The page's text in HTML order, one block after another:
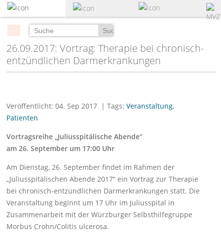
zum
Hauptinhalt
Suchen
26.09.2017: Vortrag: Therapie bei chronisch-
entzündlichen Darmerkrankungen
Veröffentlicht: 04. Sep 2017 | Tags:Veranstaltung,
Patienten
Vortragsreihe „Juliusspitälische Abende“
am 26. September um 17:00 Uhr
Am Dienstag, 26. September findet im Rahmen der
„Juliusspitälischen Abende 2017“ ein Vortrag zur Therapie
bei chronisch-entzündlichen Darmerkrankungen statt. Die
Veranstaltung beginnt um 17 Uhr im Juliusspital in
Zusammenarbeit mit der Würzburger Selbsthilfegruppe
Morbus Crohn/Colitis ulcerosa.